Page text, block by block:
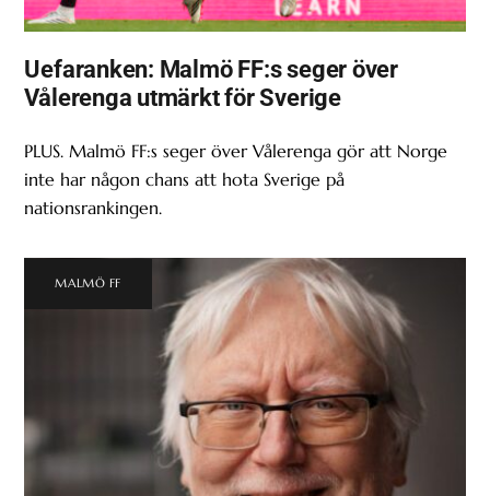
Uefaranken: Malmö FF:s seger över
Vålerenga utmärkt för Sverige
PLUS. Malmö FF:s seger över Vålerenga gör att Norge
inte har någon chans att hota Sverige på
nationsrankingen.
MALMÖ FF